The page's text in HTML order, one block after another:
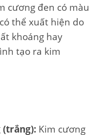
cương đen có màu
thể xuất hiện do
khoáng hay
tạo ra kim
Kim cương